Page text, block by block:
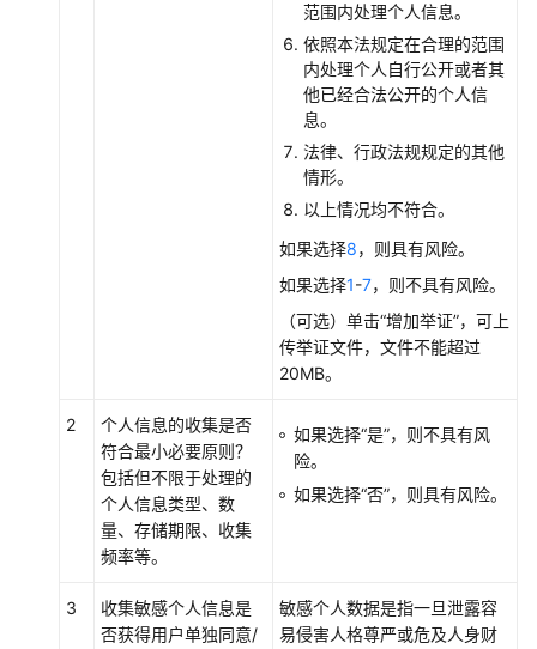
心
实
例
管
理
登
录
范围内处理个人信息。
依照本法规定在合理的范围
内处理个人自行公开或者其
他已经合法公开的个人信
息。
法律、行政法规规定的其他
情形。
以上情况均不符合。
如果选择8，则具有风险。
如果选择1-7，则不具有风险。
（可选）单击“增加举证”，可上
传举证文件，文件不能超过
20MB。
2
个人信息的收集是否
符合最小必要原则？
包括但不限于处理的
个人信息类型、数
量、存储期限、收集
频率等。
如果选择“是”，则不具有风
险。
如果选择“否”，则具有风险。
3
收集敏感个人信息是
否获得用户单独同意/
敏感个人数据是指一旦泄露容
易侵害人格尊严或危及人身财